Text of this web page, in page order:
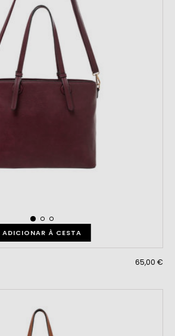
ADICIONAR À CESTA
65,00 €